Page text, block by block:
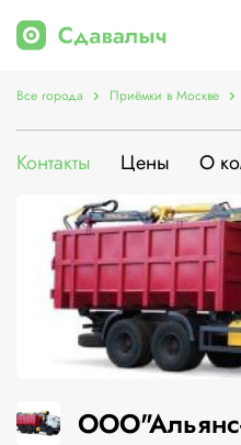
Все города Приёмки в Москве
Контакты Цены О